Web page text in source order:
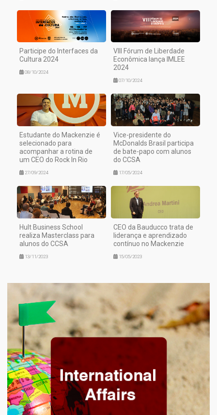
Participe do Interfaces da
Cultura 2024
08/10/2024
VIII Fórum de Liberdade
Econômica lança IMLEE
2024
07/10/2024
Estudante do Mackenzie é
selecionado para
acompanhar a rotina de
um CEO do Rock In Rio
27/09/2024
Vice-presidente do
McDonalds Brasil participa
de bate-papo com alunos
do CCSA
17/05/2024
Hult Business School
realiza Masterclass para
alunos do CCSA
13/11/2023
CEO da Bauducco trata de
liderança e aprendizado
contínuo no Mackenzie
15/05/2023